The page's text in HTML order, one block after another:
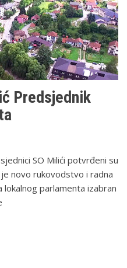
Predsjednik
SO Milići potvrđeni su
novo rukovodstvo i radna
parlamenta izabran